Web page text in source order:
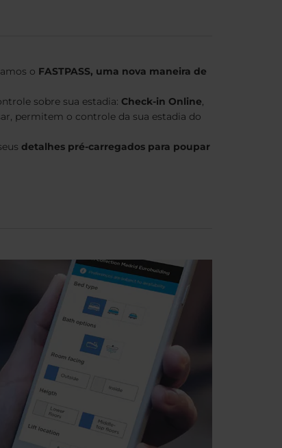
o FASTPASS, uma nova maneira de
sobre sua estadia: Check-in Online,
permitem o controle da sua estadia do
detalhes pré-carregados para poupar